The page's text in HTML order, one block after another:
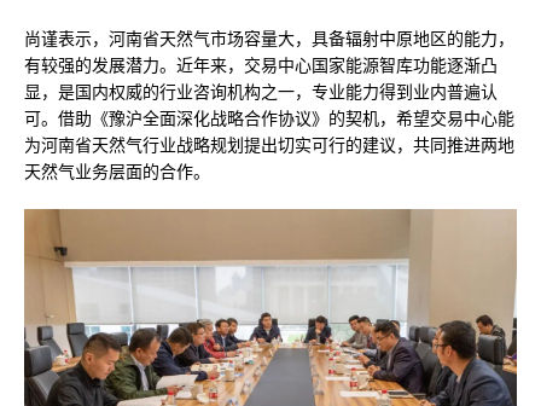
尚谨表示，河南省天然气市场容量大，具备辐射中原地区的能力，
有较强的发展潜力。近年来，交易中心国家能源智库功能逐渐凸
显，是国内权威的行业咨询机构之一，专业能力得到业内普遍认
可。借助《豫沪全面深化战略合作协议》的契机，希望交易中心能
为河南省天然气行业战略规划提出切实可行的建议，共同推进两地
天然气业务层面的合作。